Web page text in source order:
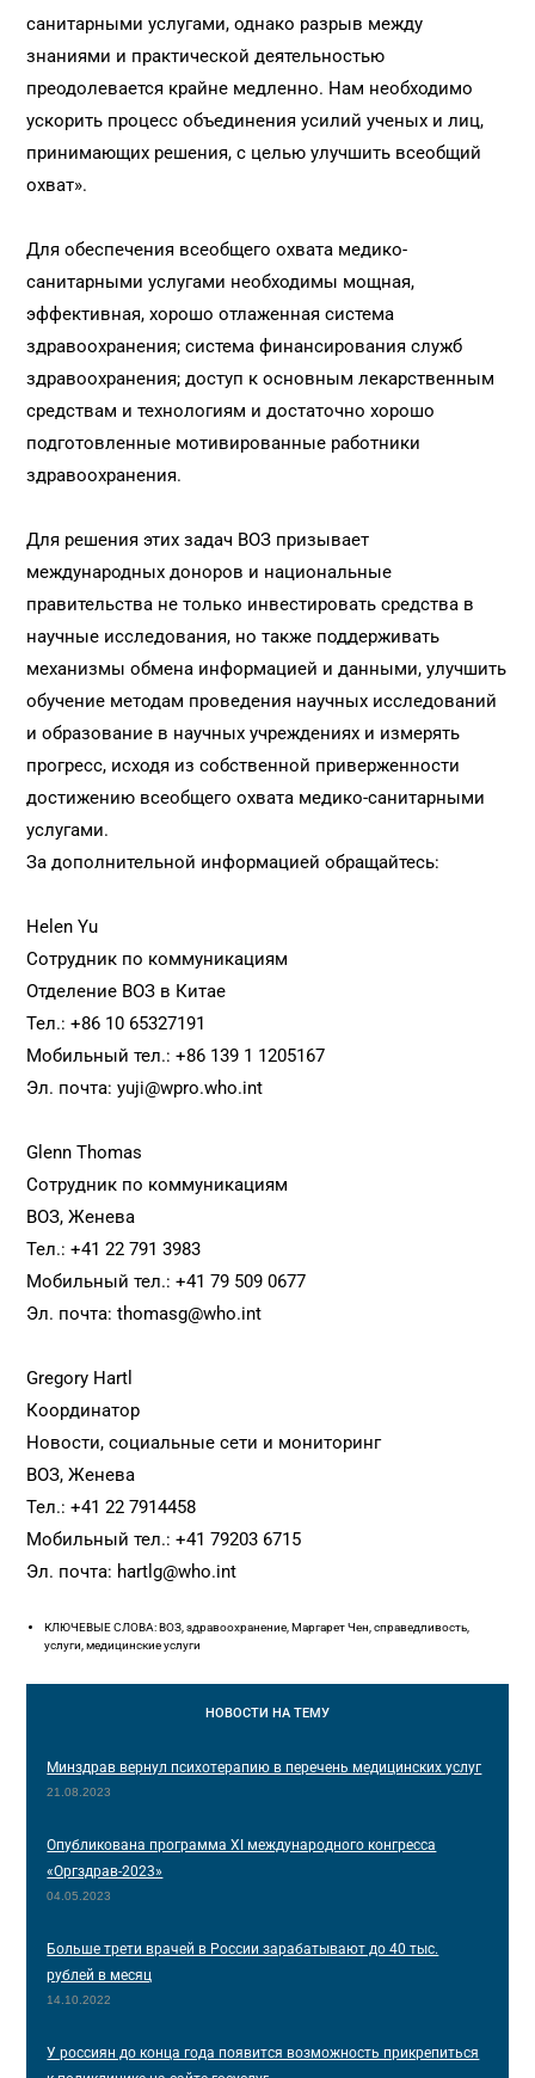
санитарными услугами, однако разрыв между
знаниями и практической деятельностью
преодолевается крайне медленно. Нам необходимо
ускорить процесс объединения усилий ученых и лиц,
принимающих решения, с целью улучшить всеобщий
охват».
Для обеспечения всеобщего охвата медико-
санитарными услугами необходимы мощная,
эффективная, хорошо отлаженная система
здравоохранения; система финансирования служб
здравоохранения; доступ к основным лекарственным
средствам и технологиям и достаточно хорошо
подготовленные мотивированные работники
здравоохранения.
Для решения этих задач ВОЗ призывает
международных доноров и национальные
правительства не только инвестировать средства в
научные исследования, но также поддерживать
механизмы обмена информацией и данными, улучшить
обучение методам проведения научных исследований
и образование в научных учреждениях и измерять
прогресс, исходя из собственной приверженности
достижению всеобщего охвата медико-санитарными
услугами.
За дополнительной информацией обращайтесь:
Helen Yu
Сотрудник по коммуникациям
Отделение ВОЗ в Китае
Teл.: +86 10 65327191
Moбильный тел.: +86 139 1 1205167
Эл. почта: yuji@wpro.who.int
Glenn Thomas
Сотрудник по коммуникациям
ВОЗ, Женева
Teл.: +41 22 791 3983
Moбильный тел.: +41 79 509 0677
Эл. почта: thomasg@who.int
Gregory Hartl
Координатор
Новости, социальные сети и мониторинг
ВОЗ, Женева
Teл.: +41 22 7914458
Moбильный тел.: +41 79203 6715
Эл. почта: hartlg@who.int
КЛЮЧЕВЫЕ СЛОВА: ВОЗ, здравоохранение, Маргарет Чен, справедливость,
услуги, медицинские услуги
НОВОСТИ НА ТЕМУ
Минздрав вернул психотерапию в перечень медицинских услуг
21.08.2023
Опубликована программа XI международного конгресса
«Оргздрав-2023»
04.05.2023
Больше трети врачей в России зарабатывают до 40 тыс.
рублей в месяц
14.10.2022
У россиян до конца года появится возможность прикрепиться